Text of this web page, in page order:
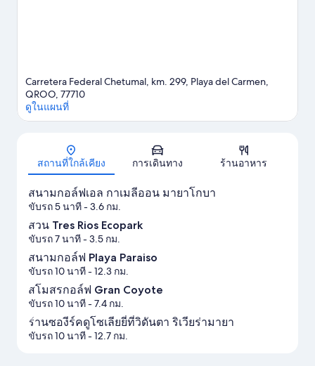
Carretera Federal Chetumal, km. 299, Playa del Carmen,
QROO, 77710
ดูในแผนที่
สถานที่ใกล้เคียง การเดินทาง ร้านอาหาร
สนามกอล์ฟเอล กาเมลีออน มายาโกบา
ขับรถ 5 นาที- 3.6 กม.
สวน Tres Rios Ecopark
ขับรถ 7 นาที- 3.5 กม.
สนามกอล์ฟ Playa Paraiso
ขับรถ 10 นาที- 12.3 กม.
สโมสรกอล์ฟ Gran Coyote
ขับรถ 10 นาที- 7.4 กม.
ร้านซองีร์คดูโซเลียยี่ที่วิดันตา ริเวียร่ามายา
ขับรถ 10 นาที- 12.7 กม.